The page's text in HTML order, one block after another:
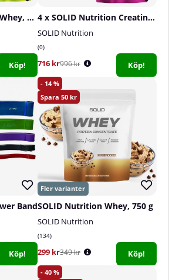
8 x SOLID Nutrition Whey, 750 g
Köp!
4 x SOLID Nutrition Creatine Monohydrate, 400 g
SOLID Nutrition
0
716 kr996 kr Köp!
Band
Köp!
14
50
SOLID Nutrition Whey, 750 g
SOLID Nutrition
134
299 kr349 kr Köp!
40